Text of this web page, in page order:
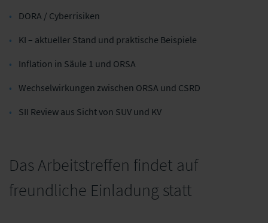
DORA / Cyberrisiken
KI – aktueller Stand und praktische Beispiele
Inflation in Säule 1 und ORSA
Wechselwirkungen zwischen ORSA und CSRD
SII Review aus Sicht von SUV und KV
Das Arbeitstreffen findet auf
freundliche Einladung statt